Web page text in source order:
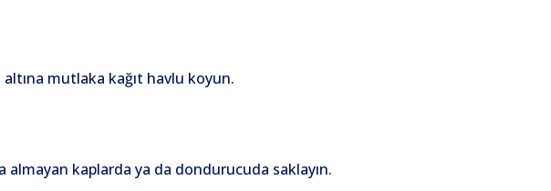
mutlaka kağıt havlu koyun.
almayan kaplarda ya da dondurucuda saklayın.